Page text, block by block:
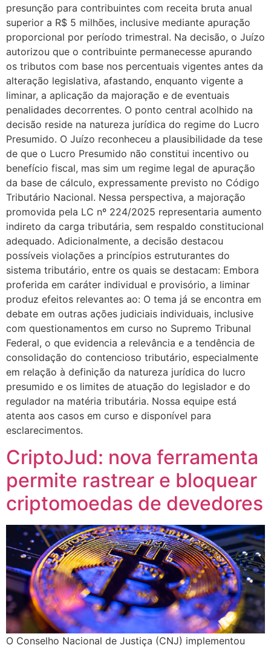
presunção para contribuintes com receita bruta anual
superior a R$ 5 milhões, inclusive mediante apuração
proporcional por período trimestral. Na decisão, o Juízo
autorizou que o contribuinte permanecesse apurando
os tributos com base nos percentuais vigentes antes da
alteração legislativa, afastando, enquanto vigente a
liminar, a aplicação da majoração e de eventuais
penalidades decorrentes. O ponto central acolhido na
decisão reside na natureza jurídica do regime do Lucro
Presumido. O Juízo reconheceu a plausibilidade da tese
de que o Lucro Presumido não constitui incentivo ou
benefício fiscal, mas sim um regime legal de apuração
da base de cálculo, expressamente previsto no Código
Tributário Nacional. Nessa perspectiva, a majoração
promovida pela LC nº 224/2025 representaria aumento
indireto da carga tributária, sem respaldo constitucional
adequado. Adicionalmente, a decisão destacou
possíveis violações a princípios estruturantes do
sistema tributário, entre os quais se destacam: Embora
proferida em caráter individual e provisório, a liminar
produz efeitos relevantes ao: O tema já se encontra em
debate em outras ações judiciais individuais, inclusive
com questionamentos em curso no Supremo Tribunal
Federal, o que evidencia a relevância e a tendência de
consolidação do contencioso tributário, especialmente
em relação à definição da natureza jurídica do lucro
presumido e os limites de atuação do legislador e do
regulador na matéria tributária. Nossa equipe está
atenta aos casos em curso e disponível para
esclarecimentos.
CriptoJud: nova ferramenta
permite rastrear e bloquear
criptomoedas de devedores
O Conselho Nacional de Justiça (CNJ) implementou